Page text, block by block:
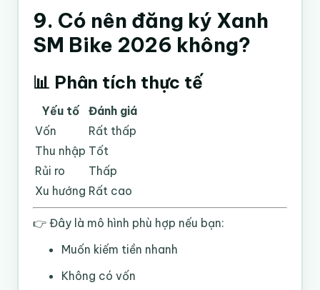
9. Có nên đăng ký Xanh
SM Bike 2026 không?
📊 Phân tích thực tế
Yếu tố
Đánh giá
Vốn
Rất thấp
Thu nhập Tốt
Rủi ro
Thấp
Xu hướng Rất cao
👉 Đây là mô hình phù hợp nếu bạn:
Muốn kiếm tiền nhanh
Không có vốn